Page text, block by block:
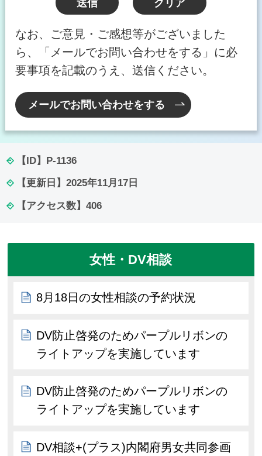
なお、ご意見・ご感想等がございました
ら、「メールでお問い合わせをする」に必
要事項を記載のうえ、送信ください。
メールでお問い合わせをする
【ID】 P-1136
【更新日】 2025年11月17日
【アクセス数】 406
女性・DV相談
8月18日の女性相談の予約状況
DV防止啓発のためパープルリボンの
ライトアップを実施しています
DV防止啓発のためパープルリボンの
ライトアップを実施しています
DV相談+(プラス)内閣府男女共同参画